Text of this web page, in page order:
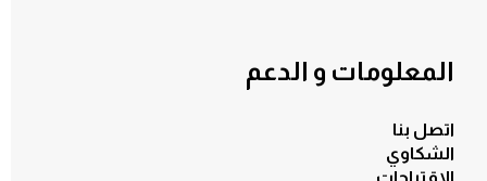
المعلومات و الدعم
اتصل بنا
الشكاوي
الاقتراحات